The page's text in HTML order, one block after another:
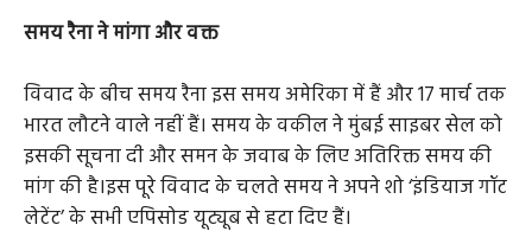
समय रैना ने मांगा और वक्त
विवाद के बीच समय रैना इस समय अमेरिका में हैं और 17 मार्च तक
भारत लौटने वाले नहीं हैं। समय के वकील ने मुंबई साइबर सेल को
इसकी सूचना दी और समन के जवाब के लिए अतिरिक्त समय की
मांग की है।इस पूरे विवाद के चलते समय ने अपने शो ‘इंडियाज गॉट
लेटेंट’ के सभी एपिसोड यूट्यूब से हटा दिए हैं।